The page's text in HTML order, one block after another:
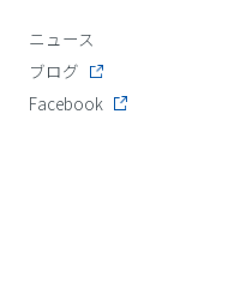
ニュース
ブログ
Facebook